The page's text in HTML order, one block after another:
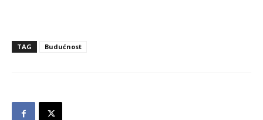
TAG Budućnost